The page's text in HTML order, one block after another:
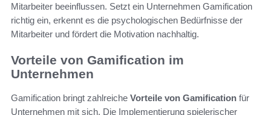
Mitarbeiter beeinflussen. Setzt ein Unternehmen Gamification
richtig ein, erkennt es die psychologischen Bedürfnisse der
Mitarbeiter und fördert die Motivation nachhaltig.
Vorteile von Gamification im
Unternehmen
Gamification bringt zahlreiche Vorteile von Gamification für
Unternehmen mit sich. Die Implementierung spielerischer